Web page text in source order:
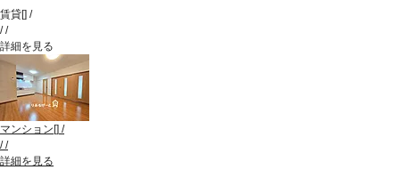
賃貸[] /
//
詳細を見る
マンション [] /
//
詳細を見る